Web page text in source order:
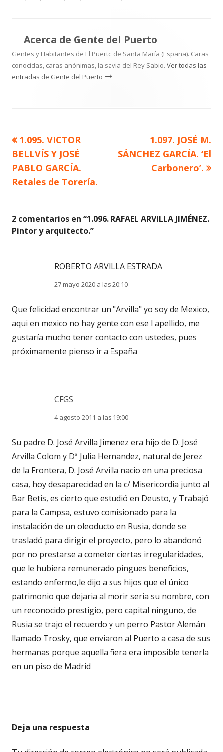
Acerca de Gente del Puerto
Gentes y Habitantes de El Puerto de Santa María (España). Caras
conocidas, caras anónimas, la savia del Rey Sabio. Ver todas las
entradas de Gente del Puerto
Navegación
de
entradas
Artículo
anterior
1.095. VICTOR
BELLVÍS Y JOSÉ
PABLO GARCÍA.
Retales de Torería.
Artículo
siguiente
1.097. JOSÉ M.
SÁNCHEZ GARCÍA. ‘El
Carbonero’.
2 comentarios en “1.096. RAFAEL ARVILLA JIMÉNEZ.
Pintor y arquitecto.”
ROBERTO ARVILLA ESTRADA
27 mayo 2020 a las 20:10
Que felicidad encontrar un "Arvilla" yo soy de Mexico,
aqui en mexico no hay gente con ese l apellido, me
gustaría mucho tener contacto con ustedes, pues
próximamente pienso ir a España
CFGS
4 agosto 2011 a las 19:00
Su padre D. José Arvilla Jimenez era hijo de D. José
Arvilla Colom y Dª Julia Hernandez, natural de Jerez
de la Frontera, D. José Arvilla nacio en una preciosa
casa, hoy desaparecidad en la c/ Misericordia junto al
Bar Betis, es cierto que estudió en Deusto, y Trabajó
para la Campsa, estuvo comisionado para la
instalación de un oleoducto en Rusia, donde se
trasladó para dirigir el proyecto, pero lo abandonó
por no prestarse a cometer ciertas irregularidades,
que le hubiera remunerado pingues beneficios,
estando enfermo,le dijo a sus hijos que el único
patrimonio que dejaria al morir seria su nombre, con
un reconocido prestigio, pero capital ninguno, de
Rusia se trajo el recuerdo y un perro Pastor Alemán
llamado Trosky, que enviaron al Puerto a casa de sus
hermanas porque aquella fiera era imposible tenerla
en un piso de Madrid
Deja una respuesta